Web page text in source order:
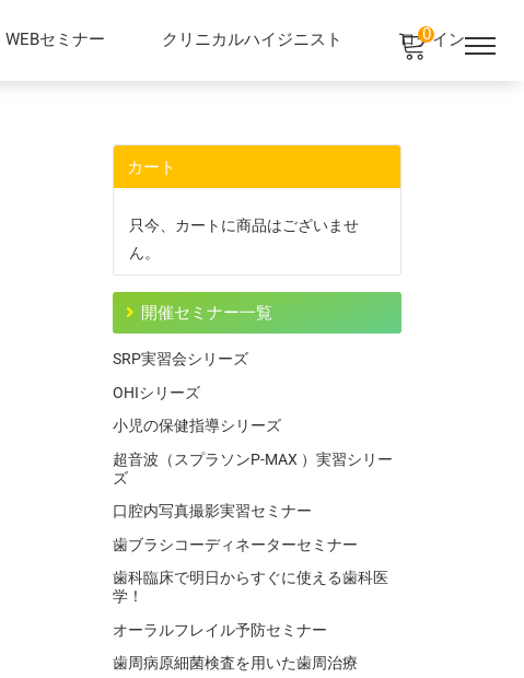
WEBセミナー クリニカルハイジニスト ログイン
0
カート
只今、カートに商品はございませ
ん。
開催セミナー一覧
SRP実習会シリーズ
OHIシリーズ
小児の保健指導シリーズ
超音波（スプラソンP-MAX ）実習シリー
ズ
口腔内写真撮影実習セミナー
歯ブラシコーディネーターセミナー
歯科臨床で明日からすぐに使える歯科医
学！
オーラルフレイル予防セミナー
歯周病原細菌検査を用いた歯周治療